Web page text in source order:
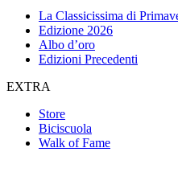
La Classicissima di
Edizione 2026
Albo d’oro
Edizioni Precedenti
EXTRA
Store
Biciscuola
Walk of Fame